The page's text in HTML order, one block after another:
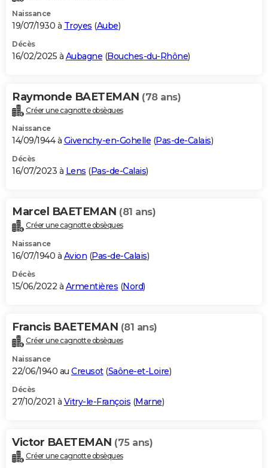
Naissance
19/07/1930 à Troyes (Aube)
Décès
16/02/2025 à Aubagne (Bouches-du-Rhône)
Raymonde BAETEMAN (78 ans)
Créer une cagnotte obsèques
Naissance
14/09/1944 à Givenchy-en-Gohelle (Pas-de-Calais)
Décès
16/07/2023 à Lens (Pas-de-Calais)
Marcel BAETEMAN (81 ans)
Créer une cagnotte obsèques
Naissance
16/07/1940 à Avion (Pas-de-Calais)
Décès
15/06/2022 à Armentières (Nord)
Francis BAETEMAN (81 ans)
Créer une cagnotte obsèques
Naissance
22/06/1940 au Creusot(Saône-et-Loire)
Décès
27/10/2021 à Vitry-le-François (Marne)
Victor BAETEMAN (75 ans)
Créer une cagnotte obsèques